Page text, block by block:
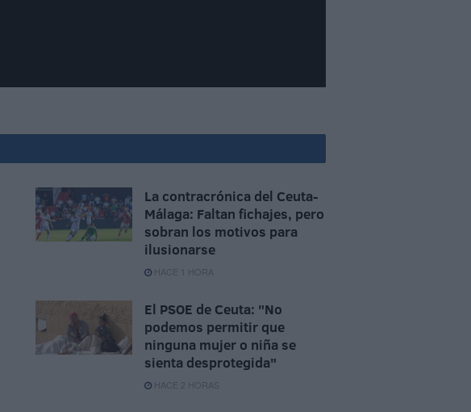
La contracrónica del Ceuta-
Málaga: Faltan fichajes, pero
sobran los motivos para
ilusionarse
HACE 1 HORA
El PSOE de Ceuta: "No
podemos permitir que
ninguna mujer o niña se
sienta desprotegida"
HACE 2 HORAS